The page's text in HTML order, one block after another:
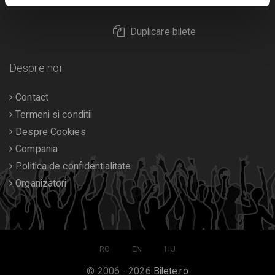
Duplicare bilete
Despre noi
Contact
Termeni si conditii
Despre Cookies
Compania
Politica de confidentialitate
Organizatori
RO EN HU
© 2006 - 2026 Bilete.ro